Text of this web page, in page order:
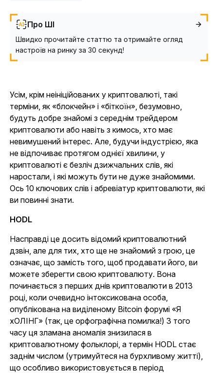
Про ШІ
Швидко прочитайте статтю та отримайте огляд
настроїв на ринку за 30 секунд!
Усім, крім неініційованих у криптовалюті, такі
терміни, як «блокчейн» і «біткоїн», безумовно,
будуть добре знайомі з середнім трейдером
криптовалюти або навіть з кимось, хто має
невимушений інтерес. Але, будучи індустрією, яка
не відпочиває протягом однієї хвилини, у
криптовалюті є безліч дзижчальних слів, які
наростали, і які можуть бути не дуже знайомими.
Ось 10 ключових слів і абревіатур криптовалюти, які
ви повинні знати.
HODL
Насправді це досить відомий криптовалютний
дзвін, але для тих, хто ще не знайомий з грою, це
означає, що замість того, щоб продавати його, ви
можете зберегти свою криптовалюту. Вона
починається з перших днів криптовалюти в 2013
році, коли очевидно інтоксикована особа,
опублікована на виділеному Bitcoin форумі «Я
хОЛІНГ» (так, це орфографічна помилка!) З того
часу ця зламана аномалія знизилася в
криптовалютному фольклорі, а термін HODL стає
заднім числом (утримуйтеся на бурхливому житті),
що особливо використовується в період